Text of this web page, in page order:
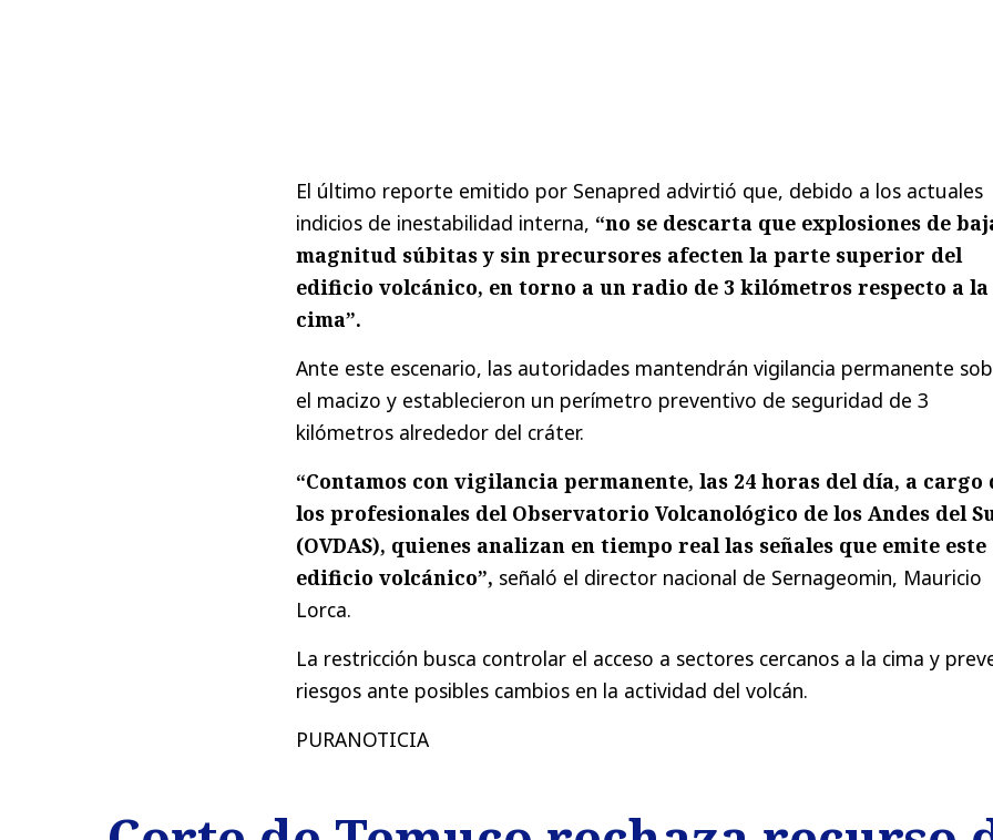
El último reporte emitido por Senapred advirtió que, debido a los actuales
indicios de inestabilidad interna, “no se descarta que explosiones de
magnitud súbitas y sin precursores afecten la parte superior del
edificio volcánico, en torno a un radio de 3 kilómetros respecto a la
cima”.
Ante este escenario, las autoridades mantendrán vigilancia permanente
el macizo y establecieron un perímetro preventivo de seguridad de 3
kilómetros alrededor del cráter.
“Contamos con vigilancia permanente, las 24 horas del día, a cargo
los profesionales del Observatorio Volcanológico de los Andes del
(OVDAS), quienes analizan en tiempo real las señales que emite este
edificio volcánico”, señaló el director nacional de Sernageomin, Mauricio
Lorca.
La restricción busca controlar el acceso a sectores cercanos a la cima y
riesgos ante posibles cambios en la actividad del volcán.
PURANOTICIA